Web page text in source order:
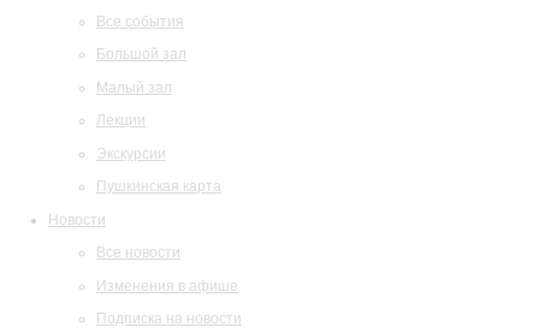
Все события
Большой зал
Малый зал
Лекции
Экскурсии
Пушкинская карта
Новости
Все новости
Изменения в афише
Подписка на новости